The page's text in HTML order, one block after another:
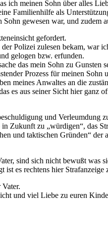
ich meinen Sohn über alles
Familienhilfe als
gewesen war, und
gefordert.
Polizei zulesen bekam, war
gelogen bzw. erfunden.
das mein Sohn zu Gunsten
Prozess für meinen
meines Anwaltes an die
es aus seiner Sicht hier
und Verleumdung
Zukunft zu „würdigen“, das
und taktischen Gründen“
sind sich nicht bewußt was
ist es rechtens hier
und viel Liebe zu euren